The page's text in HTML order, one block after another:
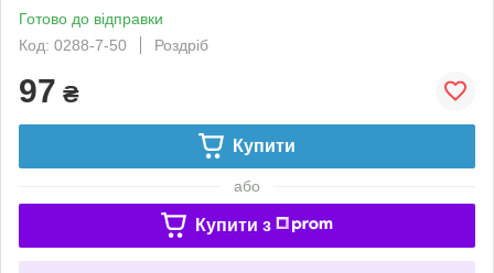
Готово до відправки
Код: 0288-7-50
Роздріб
97 ₴
Купити
або
Купити з